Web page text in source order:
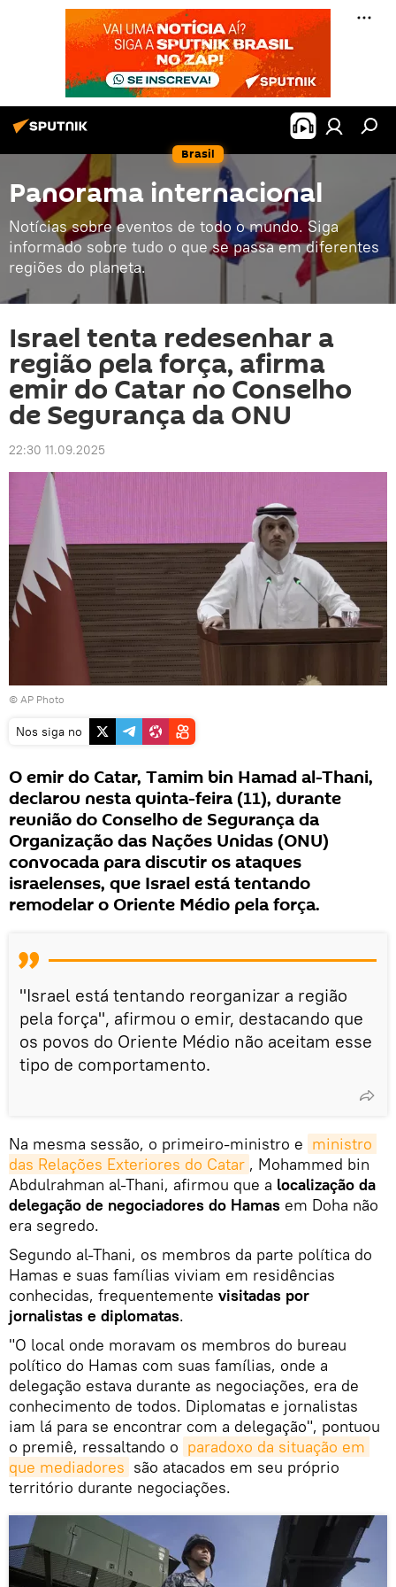
Brasil
Panorama internacional
Notícias sobre eventos de todo o mundo. Siga
informado sobre tudo o que se passa em diferentes
regiões do planeta.
Israel tenta redesenhar a
região pela força, afirma
emir do Catar no Conselho
de Segurança da ONU
22:30 11.09.2025
© AP Photo
Nos siga no
O emir do Catar, Tamim bin Hamad al-Thani,
declarou nesta quinta-feira (11), durante
reunião do Conselho de Segurança da
Organização das Nações Unidas (ONU)
convocada para discutir os ataques
israelenses, que Israel está tentando
remodelar o Oriente Médio pela força.
"Israel está tentando reorganizar a região
pela força", afirmou o emir, destacando que
os povos do Oriente Médio não aceitam esse
tipo de comportamento.
Na mesma sessão, o primeiro-ministro e ministro
das Relações Exteriores do Catar , Mohammed bin
Abdulrahman al-Thani, afirmou que a localização da
delegação de negociadores do Hamas em Doha não
era segredo.
Segundo al-Thani, os membros da parte política do
Hamas e suas famílias viviam em residências
conhecidas, frequentemente visitadas por
jornalistas e diplomatas.
"O local onde moravam os membros do bureau
político do Hamas com suas famílias, onde a
delegação estava durante as negociações, era de
conhecimento de todos. Diplomatas e jornalistas
iam lá para se encontrar com a delegação", pontuou
o premiê, ressaltando o paradoxo da situação em
que mediadores são atacados em seu próprio
território durante negociações.